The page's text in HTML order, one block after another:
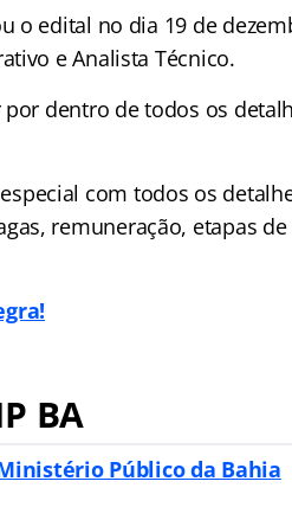
o edital no dia 19 de
e Analista Técnico.
dentro de todos os
com todos os
remuneração, etapas
BA
Público da Bahia